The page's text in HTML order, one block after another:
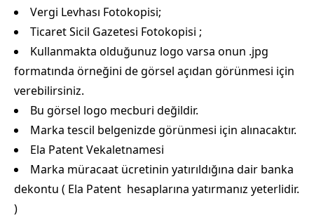
Vergi Levhası Fotokopisi;
Ticaret Sicil Gazetesi Fotokopisi ;
Kullanmakta olduğunuz logo varsa onun .jpg
formatında örneğini de görsel açıdan görünmesi için
verebilirsiniz.
Bu görsel logo mecburi değildir.
Marka tescil belgenizde görünmesi için alınacaktır.
Ela Patent Vekaletnamesi
Marka müracaat ücretinin yatırıldığına dair banka
dekontu ( Ela Patent hesaplarına yatırmanız yeterlidir.
)